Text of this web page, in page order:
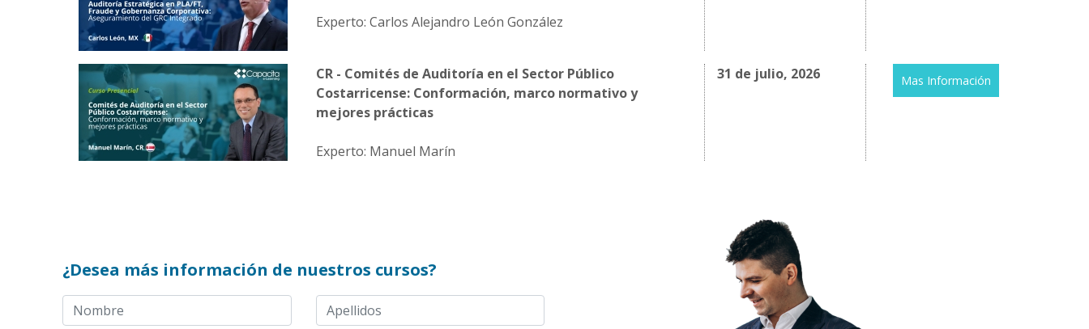
Experto: Carlos Alejandro León González
CR - Comités de Auditoría en el Sector Público
Costarricense: Conformación, marco normativo y
mejores prácticas
Experto: Manuel Marín
31 de julio, 2026 Mas Información
¿Desea más información de nuestros cursos?